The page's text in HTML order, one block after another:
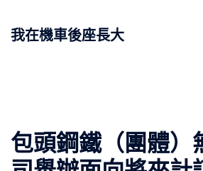
我在機車後座長大
包頭鋼鐵（團體）